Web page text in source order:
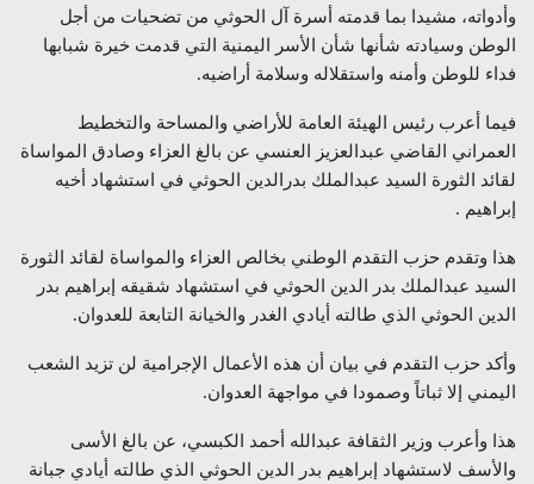
وأدواته، مشيدا بما قدمته أسرة آل الحوثي من تضحيات من أجل
الوطن وسيادته شأنها شأن الأسر اليمنية التي قدمت خيرة شبابها
فداء للوطن وأمنه واستقلاله وسلامة أراضيه.
فيما أعرب رئيس الهيئة العامة للأراضي والمساحة والتخطيط
العمراني القاضي عبدالعزيز العنسي عن بالغ العزاء وصادق المواساة
لقائد الثورة السيد عبدالملك بدرالدين الحوثي في استشهاد أخيه
إبراهيم .
هذا وتقدم حزب التقدم الوطني بخالص العزاء والمواساة لقائد الثورة
السيد عبدالملك بدر الدين الحوثي في استشهاد شقيقه إبراهيم بدر
الدين الحوثي الذي طالته أيادي الغدر والخيانة التابعة للعدوان.
وأكد حزب التقدم في بيان أن هذه الأعمال الإجرامية لن تزيد الشعب
اليمني إلا ثباتاً وصمودا في مواجهة العدوان.
هذا وأعرب وزير الثقافة عبدالله أحمد الكبسي، عن بالغ الأسى
والأسف لاستشهاد إبراهيم بدر الدين الحوثي الذي طالته أيادي جبانة